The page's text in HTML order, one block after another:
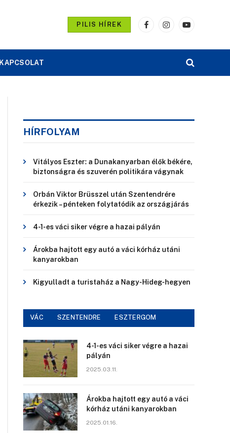
PILIS HÍREK
FacebookInstagramYouTube
KAPCSOLAT
HÍRFOLYAM
Vitályos Eszter: a Dunakanyarban élők békére,
biztonságra és szuverén politikára vágynak
Orbán Viktor Brüsszel után Szentendrére
érkezik – pénteken folytatódik az országjárás
4-1-es váci siker végre a hazai pályán
Árokba hajtott egy autó a váci kórház utáni
kanyarokban
Kigyulladt a turistaház a Nagy-Hideg-hegyen
VÁC SZENTENDRE ESZTERGOM
4-1-es váci siker végre a hazai
pályán
2025.03.11.
Árokba hajtott egy autó a váci
kórház utáni kanyarokban
2025.01.16.